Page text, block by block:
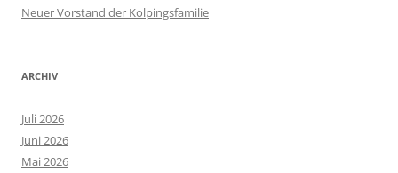
Neuer Vorstand der Kolpingsfamilie
ARCHIV
Juli 2026
Juni 2026
Mai 2026